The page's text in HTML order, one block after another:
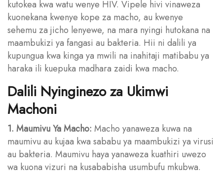
kutokea kwa watu wenye HIV. Vipele hivi vinaweza
kuonekana kwenye kope za macho, au kwenye
sehemu za jicho lenyewe, na mara nyingi hutokana na
maambukizi ya fangasi au bakteria. Hii ni dalili ya
kupungua kwa kinga ya mwili na inahitaji matibabu ya
haraka ili kuepuka madhara zaidi kwa macho.
Dalili Nyinginezo za Ukimwi
Machoni
1. Maumivu Ya Macho: Macho yanaweza kuwa na
maumivu au kujaa kwa sababu ya maambukizi ya virusi
au bakteria. Maumivu haya yanaweza kuathiri uwezo
wa kuona vizuri na kusababisha usumbufu mkubwa.